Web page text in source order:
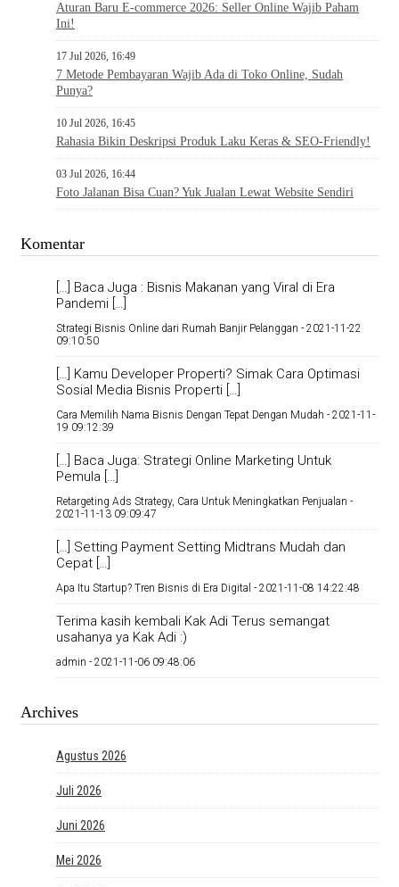
Aturan Baru E-commerce 2026: Seller Online Wajib Paham
Ini!
17 Jul 2026, 16:49
7 Metode Pembayaran Wajib Ada di Toko Online, Sudah
Punya?
10 Jul 2026, 16:45
Rahasia Bikin Deskripsi Produk Laku Keras & SEO-Friendly!
03 Jul 2026, 16:44
Foto Jalanan Bisa Cuan? Yuk Jualan Lewat Website Sendiri
Komentar
[…] Baca Juga : Bisnis Makanan yang Viral di Era
Pandemi […]
Strategi Bisnis Online dari Rumah Banjir Pelanggan - 2021-11-22
09:10:50
[…] Kamu Developer Properti? Simak Cara Optimasi
Sosial Media Bisnis Properti […]
Cara Memilih Nama Bisnis Dengan Tepat Dengan Mudah - 2021-11-
19 09:12:39
[…] Baca Juga: Strategi Online Marketing Untuk
Pemula […]
Retargeting Ads Strategy, Cara Untuk Meningkatkan Penjualan -
2021-11-13 09:09:47
[…] Setting Payment Setting Midtrans Mudah dan
Cepat […]
Apa Itu Startup? Tren Bisnis di Era Digital - 2021-11-08 14:22:48
Terima kasih kembali Kak Adi Terus semangat
usahanya ya Kak Adi :)
admin - 2021-11-06 09:48:06
Archives
Agustus 2026
Juli 2026
Juni 2026
Mei 2026